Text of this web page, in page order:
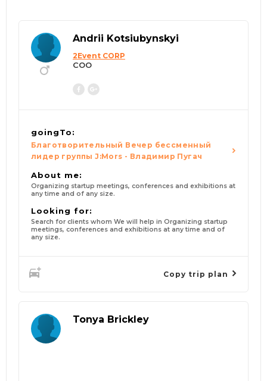
Andrii Kotsiubynskyi
2Event CORP
COO
goingTo:
Благотворительный Вечер бессменный
лидер группы J:Mors - Владимир Пугач
About me:
Organizing startup meetings, conferences and exhibitions at
any time and of any size.
Looking for:
Search for clients whom We will help in Organizing startup
meetings, conferences and exhibitions at any time and of
any size.
Copy trip plan
Tonya Brickley